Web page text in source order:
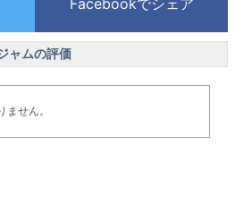
ャムの評価
せん。